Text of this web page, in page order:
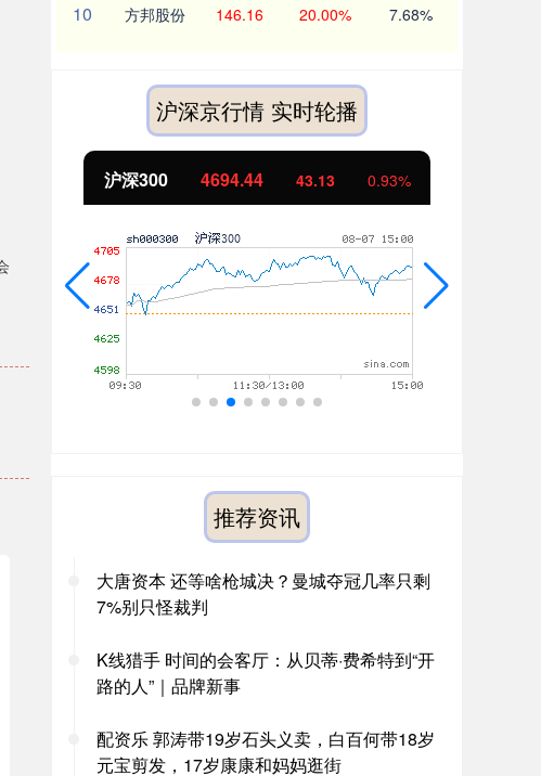
10 方邦股份 146.16 20.00% 7.68%
沪深京行情 实时轮播
北证50 1134.24 11.37 1.01%
推荐资讯
大唐资本 还等啥枪城决？曼城夺冠几率只剩
7%别只怪裁判
K线猎手 时间的会客厅：从贝蒂·费希特到“开
路的人”｜品牌新事
配资乐 郭涛带19岁石头义卖，白百何带18岁
元宝剪发，17岁康康和妈妈逛街